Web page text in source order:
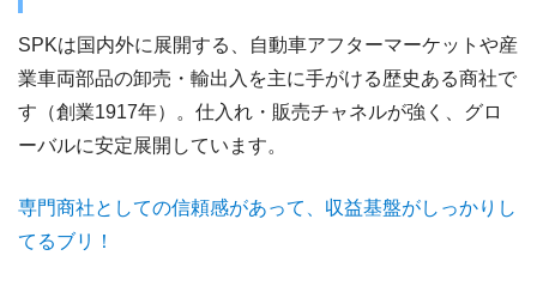
SPKは国内外に展開する、自動車アフターマーケットや産
業車両部品の卸売・輸出入を主に手がける歴史ある商社で
す（創業1917年）。仕入れ・販売チャネルが強く、グロ
ーバルに安定展開しています。
専門商社としての信頼感があって、収益基盤がしっかりし
てるブリ！